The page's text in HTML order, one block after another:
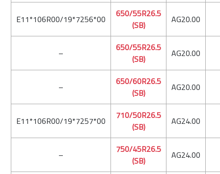
E11*106R00/19*7256*00
650/55R26.5
(SB)
AG20.00
–
650/55R26.5
(SB)
AG20.00
–
650/60R26.5
(SB)
AG20.00
E11*106R00/19*7257*00
710/50R26.5
(SB)
AG24.00
–
750/45R26.5
(SB)
AG24.00